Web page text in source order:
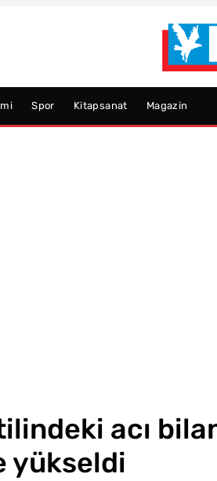
Spor Kitapsanat Magazin
acı
yükseldi